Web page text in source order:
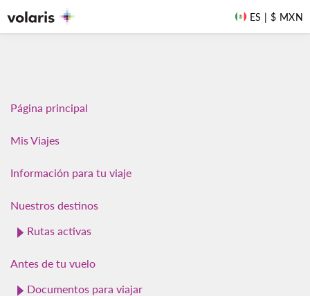
ES | $ MXN
Información del Sitio
Página principal
Mis Viajes
Información para tu viaje
Nuestros destinos
Rutas activas
Antes de tu vuelo
Documentos para viajar